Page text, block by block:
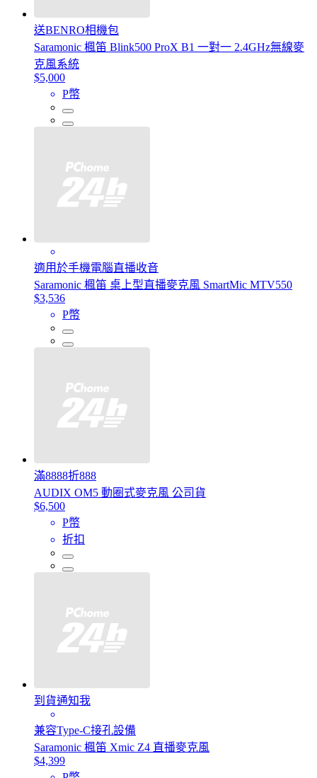
送BENRO相機包
Saramonic 楓笛 Blink500 ProX B1 一對一 2.4GHz無線麥
克風系統
$5,000
P幣
適用於手機電腦直播收音
Saramonic 楓笛 桌上型直播麥克風 SmartMic MTV550
$3,536
P幣
滿8888折888
AUDIX OM5 動圈式麥克風 公司貨
$6,500
P幣
折扣
到貨通知我
兼容Type-C接孔設備
Saramonic 楓笛 Xmic Z4 直播麥克風
$4,399